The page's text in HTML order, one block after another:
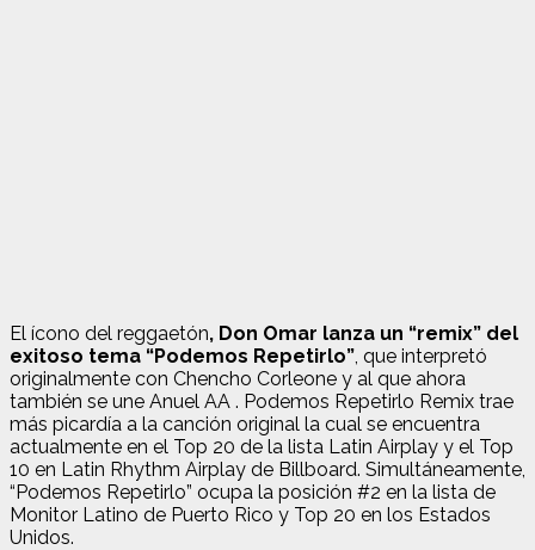
El ícono del reggaetón, Don Omar lanza un “remix” del
exitoso tema “Podemos Repetirlo”, que interpretó
originalmente con Chencho Corleone y al que ahora
también se une Anuel AA . Podemos Repetirlo Remix trae
más picardía a la canción original la cual se encuentra
actualmente en el Top 20 de la lista Latin Airplay y el Top
10 en Latin Rhythm Airplay de Billboard. Simultáneamente,
“Podemos Repetirlo” ocupa la posición #2 en la lista de
Monitor Latino de Puerto Rico y Top 20 en los Estados
Unidos.